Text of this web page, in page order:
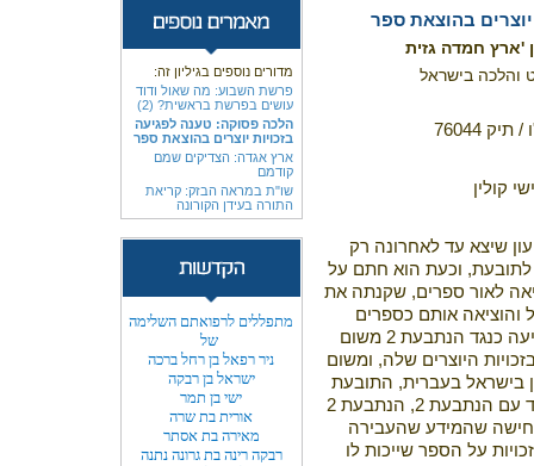
בהוצאת ספר
'ארץ חמדה גזית
והלכה בישראל
76044
קולין
שיצא עד לאחרונה רק
וקומיקס לתובעת, וכעת הוא חתם על
שמוציאה לאור ספרים, שקנתה את
אותם כספרים
בעברית. התובעת ביקשה להוציא צו מניעה כנגד הנתבעת 2 משום
היוצרים שלה, ומשום
בישראל בעברית, התובעת
טענה שהיא היתה בקשר עם אדם שעבד עם הנתבעת 2, הנתבעת 2
שהמידע שהעבירה
הנתבע 1 טוען שהזכויות על הספר שייכות לו
מדורים נוספים בגיליון זה:
פרשת השבוע: מה שאול ודוד
עושים בפרשת בראשית? (2)
הלכה פסוקה: טענה לפגיעה
בזכויות יוצרים בהוצאת ספר
ארץ אגדה: הצדיקים שמם
קודמם
שו"ת במראה הבזק: קריאת
התורה בעידן הקורונה
מתפללים לרפואתם השלימה
של
ניר רפאל בן רחל ברכה
ישראל בן רבקה
ישי בן תמר
אורית בת שרה
מאירה בת אסתר
רבקה רינה בת גרונה נתנה